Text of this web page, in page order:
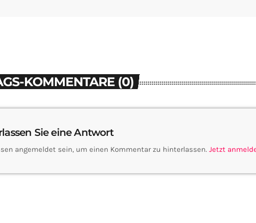
KOMMENTARE (0)
Sie eine Antwort
angemeldet sein, um einen Kommentar zu hinterlassen. Jetzt